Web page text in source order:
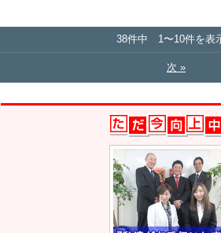
38件中 1〜10件を表
次 »